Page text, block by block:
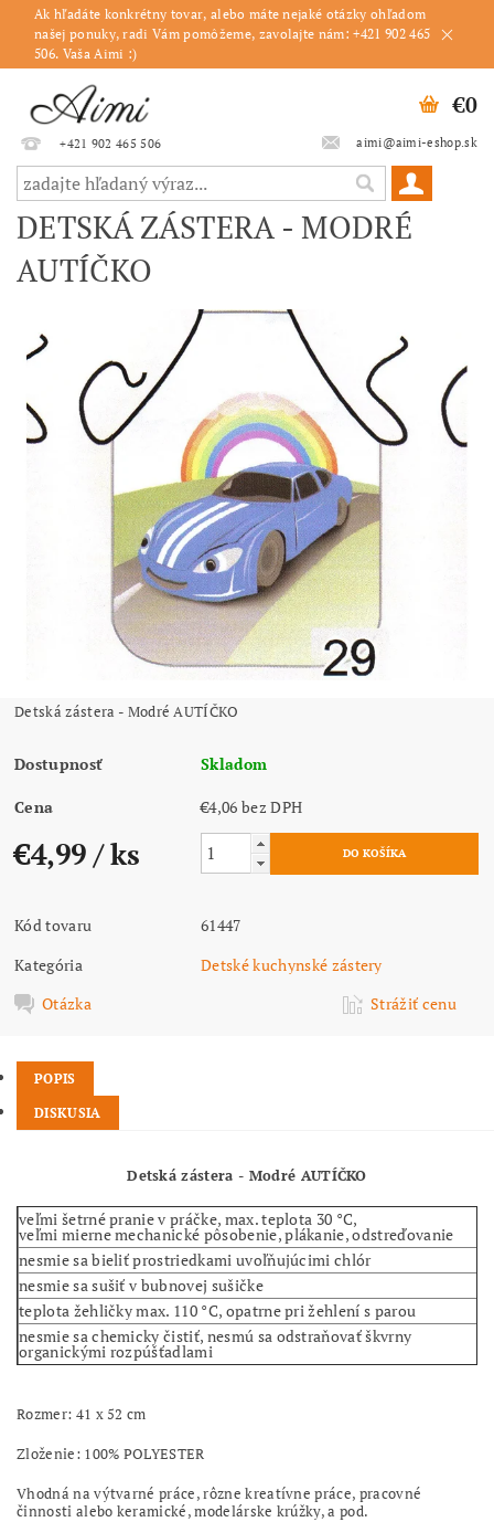
Ak hľadáte konkrétny tovar, alebo máte nejaké otázky ohľadom
našej ponuky, radi Vám pomôžeme, zavolajte nám: +421 902 465
506. Vaša Aimi :)
+421 902 465 506 aimi@aimi-eshop.sk
€0
DETSKÁ ZÁSTERA - MODRÉ
AUTÍČKO
Detská zástera - Modré AUTÍČKO
Dostupnosť Skladom
Cena €4,06 bez DPH
€4,99/ ks
Kód tovaru
61447
Kategória
Detské kuchynské zástery
Otázka
Strážiť cenu
POPIS
DISKUSIA
Detská zástera - Modré AUTÍČKO
veľmi šetrné pranie v práčke, max. teplota 30 °C,
veľmi mierne mechanické pôsobenie, plákanie, odstreďovanie
nesmie sa bieliť prostriedkami uvoľňujúcimi chlór
nesmie sa sušiť v bubnovej sušičke
teplota žehličky max. 110 °C, opatrne pri žehlení s parou
nesmie sa chemicky čistiť, nesmú sa odstraňovať škvrny
organickými rozpúšťadlami
Rozmer: 41 x 52 cm
Zloženie: 100% POLYESTER
Vhodná na výtvarné práce, rôzne kreatívne práce, pracovné
činnosti alebo keramické, modelárske krúžky, a pod.